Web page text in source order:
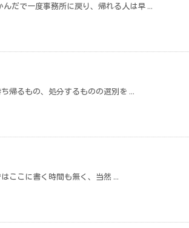
だで一度事務所に戻り、帰れる人は早 ...
帰るもの、処分するものの選別を ...
ここに書く時間も無く、当然 ...